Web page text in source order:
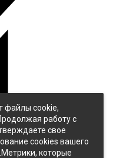
файлы cookie,
работу с
свое
cookies вашего
которые